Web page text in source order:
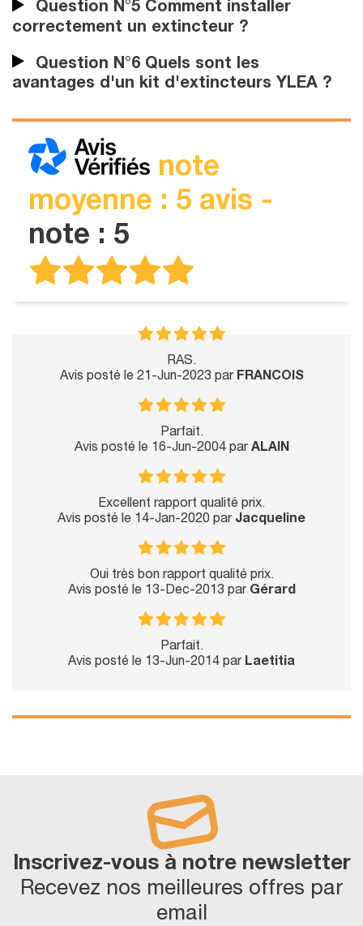
Question N°5 Comment installer
correctement un extincteur ?
Question N°6 Quels sont les
avantages d'un kit d'extincteurs YLEA ?
note
moyenne : 5 avis -
note : 5
RAS.
Avis posté le 21-Jun-2023 par FRANCOIS
Parfait.
Avis posté le 16-Jun-2004 parALAIN
Excellent rapport qualité prix.
Avis posté le 14-Jan-2020 par Jacqueline
Oui très bon rapport qualité prix.
Avis posté le 13-Dec-2013 par Gérard
Parfait.
Avis posté le 13-Jun-2014 par Laetitia
Inscrivez-vous à notre newsletter
Recevez nos meilleures offres par
email